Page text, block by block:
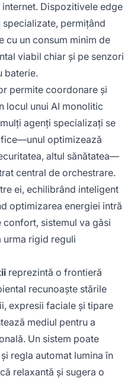
Dispozitivele edge
permițând
cu un consum minim de
viabil chiar și pe senzori
baterie.
permite coordonare și
locul unui AI monolitic
agenți specializați se
optimizează
altul sănătatea—
central de orchestrare.
ei, echilibrând inteligent
optimizarea energiei intră
sistemul va găsi
rigid reguli
reprezintă o frontieră
recunoaște stările
expresii faciale și tipare
mediul pentru a
Un sistem poate
regla automat lumina în
relaxantă și sugera o